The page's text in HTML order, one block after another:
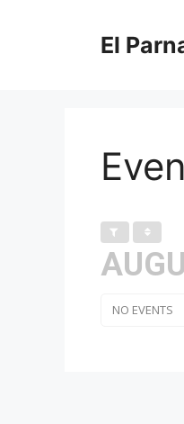
El
NO EVENTS